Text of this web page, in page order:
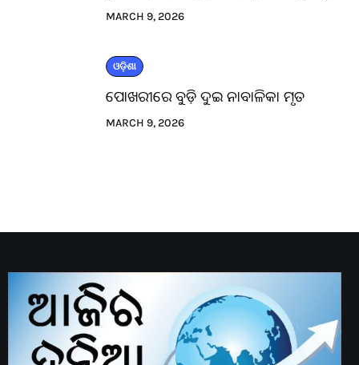
MARCH 9, 2026
ଓଡ଼ିଶା
ପୋଖରୀରେ ବୁଡ଼ି ଦୁଇ ନାବାଳିକା ମୃତ
MARCH 9, 2026